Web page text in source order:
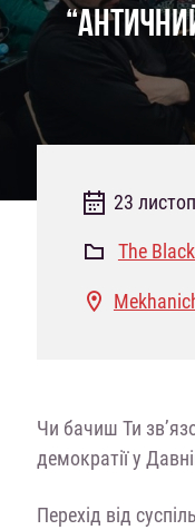
23
The
Чи бачиш Ти
демократії у
Перехід від